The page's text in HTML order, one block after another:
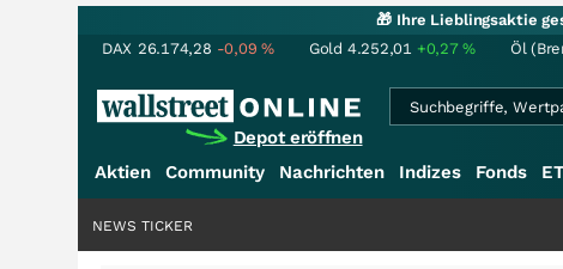
🎁 Ihre Lieblingsaktie
DAX 26.174,28 -0,09% Gold 4.252,01 +0,27% Öl
Depot eröffnen
Aktien Community Nachrichten Indizes Fonds
NEWS TICKER